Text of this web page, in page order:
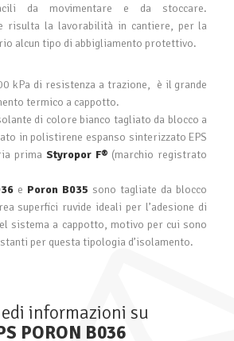
da movimentare e da stoccare.
risulta la lavorabilità in cantiere, per la
alcun tipo di abbigliamento protettivo.
kPa di resistenza a trazione, è il grande
termico a cappotto.
di colore bianco tagliato da blocco a
in polistirene espanso sinterizzato EPS
prima Styropor F® (marchio registrato
e Poron B035 sono tagliate da blocco
superfici ruvide ideali per l’adesione di
sistema a cappotto, motivo per cui sono
per questa tipologia d’isolamento.
informazioni su
PORON B036